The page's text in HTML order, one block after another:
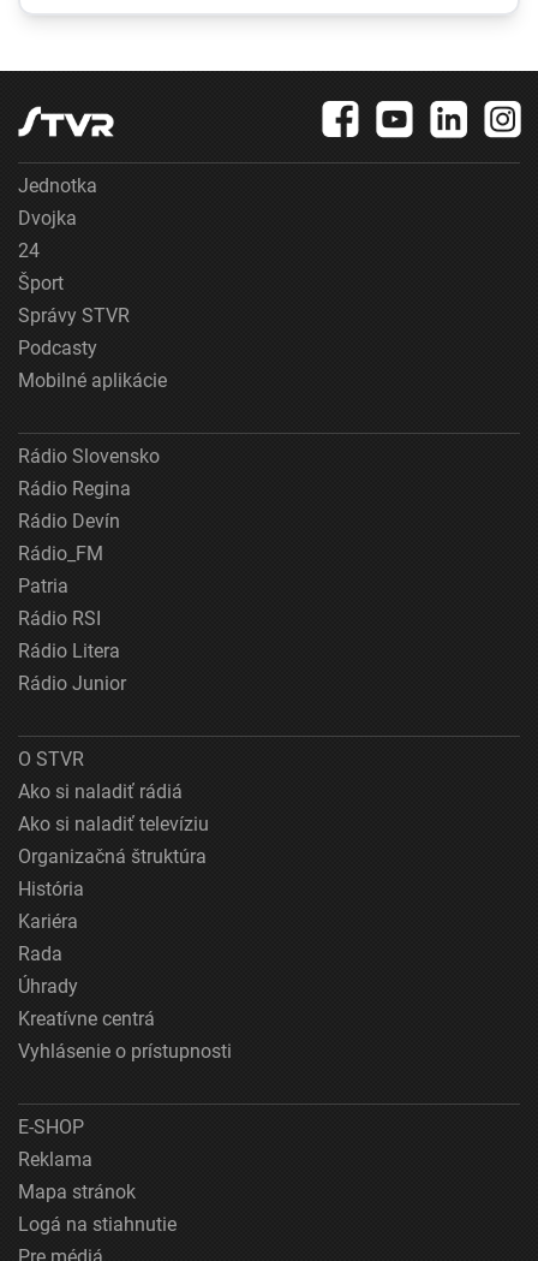
Jednotka
Dvojka
24
Šport
Správy STVR
Podcasty
Mobilné aplikácie
Rádio Slovensko
Rádio Regina
Rádio Devín
Rádio_FM
Patria
Rádio RSI
Rádio Litera
Rádio Junior
O STVR
Ako si naladiť rádiá
Ako si naladiť televíziu
Organizačná štruktúra
História
Kariéra
Rada
Úhrady
Kreatívne centrá
Vyhlásenie o prístupnosti
E-SHOP
Reklama
Mapa stránok
Logá na stiahnutie
Pre médiá